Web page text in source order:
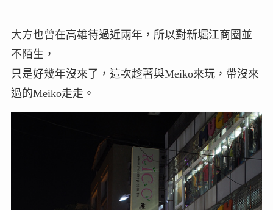
大方也曾在高雄待過近兩年，所以對新堀江商圈並
不陌生，
只是好幾年沒來了，這次趁著與Meiko來玩，帶沒來
過的Meiko走走。